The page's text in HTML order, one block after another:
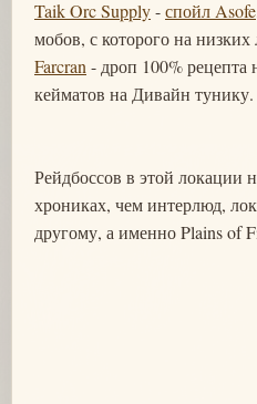
Taik Orc Supply-спойл Asofe
мобов, с которого на низких
Farcran - дроп 100% рецепта
кейматов на Дивайн тунику.
Рейдбоссов в этой локации
хрониках, чем интерлюд,
другому, а именно Plains of